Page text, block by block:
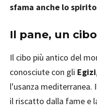
sfama anche lo spirito
Il pane, un
Il cibo più antico del
conosciute con gli Egizi
l'usanza mediterranea.
il riscatto dalla fame e